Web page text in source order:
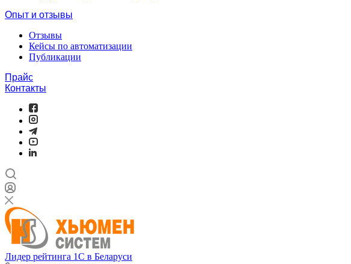
Опыт и отзывы
Отзывы
Кейсы по автоматизации
Публикации
Прайс
Контакты
Лидер рейтинга 1С в Беларуси